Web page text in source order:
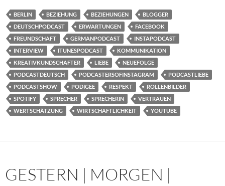
BERLIN BEZIEHUNG BEZIEHUNGEN
BLOGGER
DEUTSCHPODCAST
ERWARTUNGEN
FACEBOOK
FREUNDSCHAFT
GERMANPODCAST
INSTAPODCAST
INTERVIEW
ITUNESPODCAST
KOMMUNIKATION
KREATIVKUNDSCHAFTER
LIEBE
NEUEFOLGE
PODCASTDEUTSCH
PODCASTERSOFINSTAGRAM
PODCASTLIEBE
PODCASTSHOW
PODIGEE RESPEKT
ROLLENBILDER
SPOTIFY
SPRECHER SPRECHERIN
VERTRAUEN
WERTSCHÄTZUNG
WIRTSCHAFTLICHKEIT YOUTUBE
GESTERN | MORGEN |